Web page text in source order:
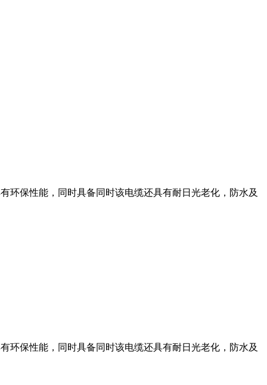
性能，同时具备同时该电缆还具有耐日光老化，防水及
性能，同时具备同时该电缆还具有耐日光老化，防水及